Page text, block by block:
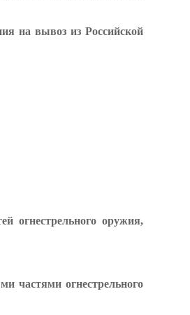
на вывоз из Российской
огнестрельного оружия,
частями огнестрельного